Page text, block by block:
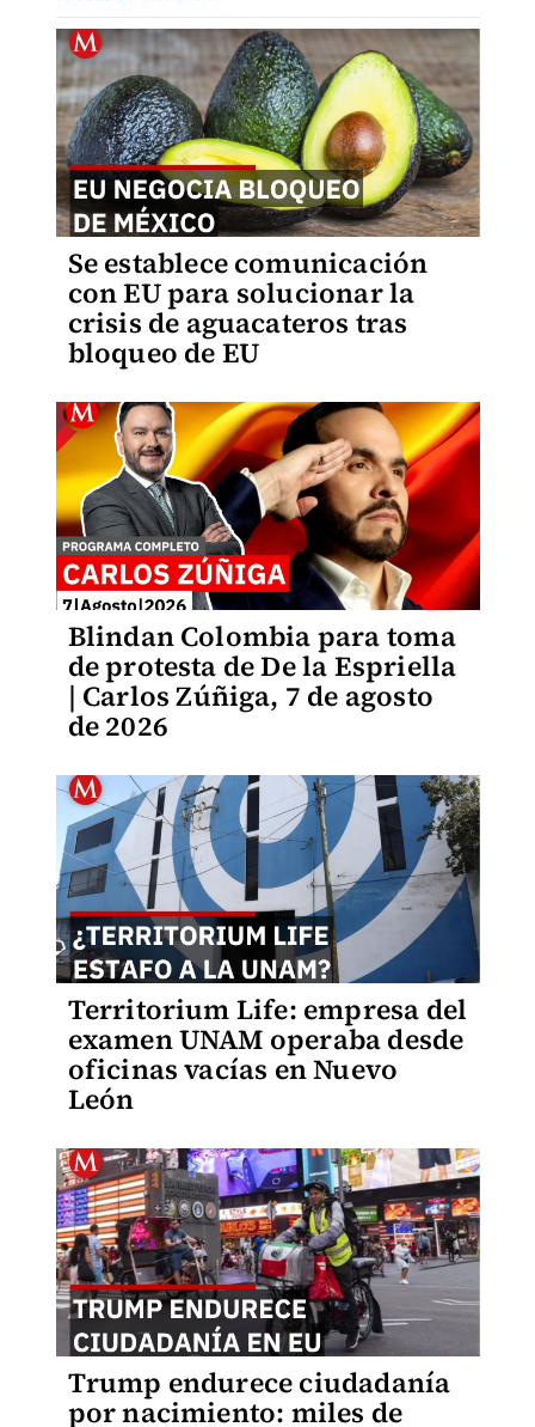
Se establece comunicación
con EU para solucionar la
crisis de aguacateros tras
bloqueo de EU
Blindan Colombia para toma
de protesta de De la Espriella
| Carlos Zúñiga, 7 de agosto
de 2026
Territorium Life: empresa del
examen UNAM operaba desde
oficinas vacías en Nuevo
León
Trump endurece ciudadanía
por nacimiento: miles de